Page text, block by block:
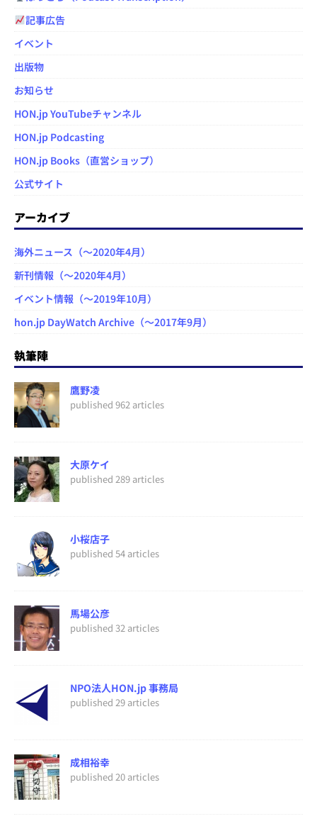
記事広告
イベント
出版物
お知らせ
HON.jp YouTubeチャンネル
HON.jp Podcasting
HON.jp Books（直営ショップ）
公式サイト
アーカイブ
海外ニュース（～2020年4月）
新刊情報（～2020年4月）
イベント情報（～2019年10月）
hon.jp DayWatch Archive（～2017年9月）
執筆陣
鷹野凌
published 962 articles
大原ケイ
published 289 articles
小桜店子
published 54 articles
馬場公彦
published 32 articles
NPO法人HON.jp 事務局
published 29 articles
成相裕幸
published 20 articles